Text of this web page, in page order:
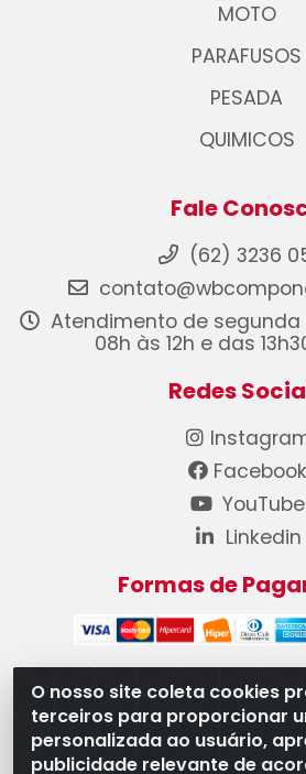
O nosso site coleta cookies
terceiros para proporcionar
personalizada ao usuário,
publicidade relevante de
MOTO
PARAFUSOS
PESADA
QUIMICOS
Fale
(62) 3236
Atendimento de
08h às 12h e das
Redes
Facebook
YouTube
Linkedin
Formas de
WB Componentes
08.528.393/0001-12 - Rua do
Oeste Industrial, Goiânia/GO -